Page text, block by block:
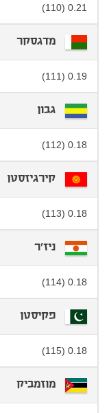
0.21 (110)
מדגסקר
0.19 (111)
גבון
0.18 (112)
קירגיזסטן
0.18 (113)
ניז'ר
0.18 (114)
פקיסטן
0.18 (115)
מוזמביק